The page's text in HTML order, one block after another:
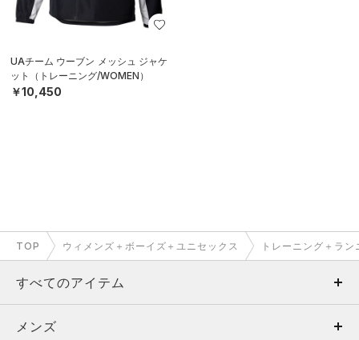
UAチーム ウーブン メッシュ ジャケ
ット（トレーニング/WOMEN）
￥10,450
TOP ウィメンズ＋ボーイズ＋ユニセックス トレーニング＋ラ
すべてのアイテム
メンズ
メンズ